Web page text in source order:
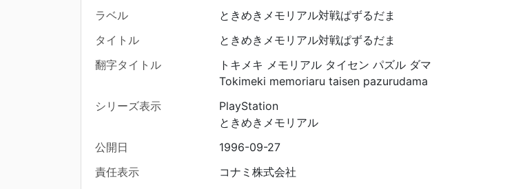
ラベル
ときめきメモリアル対戦ぱずるだま
タイトル
ときめきメモリアル対戦ぱずるだま
翻字タイトル
トキメキ メモリアル タイセン パズル ダマ
Tokimeki memoriaru taisen pazurudama
シリーズ表示
PlayStation
ときめきメモリアル
公開日
1996-09-27
責任表示
コナミ株式会社